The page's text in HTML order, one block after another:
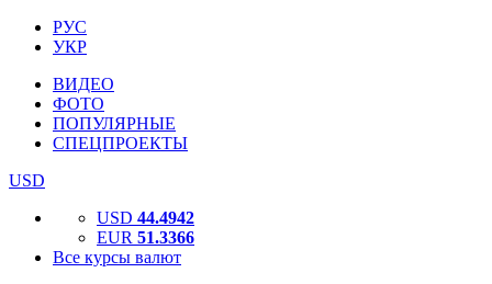
РУС
УКР
ВИДЕО
ФОТО
ПОПУЛЯРНЫЕ
СПЕЦПРОЕКТЫ
USD
USD 44.4942
EUR 51.3366
Все курсы валют